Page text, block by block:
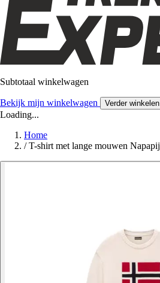
Subtotaal winkelwagen
Bekijk mijn winkelwagen Verder winkelen
Loading...
Home
/ T-shirt met lange mouwen